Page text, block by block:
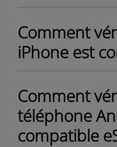
Comment
iPhone est
Comment
téléphone
compatible